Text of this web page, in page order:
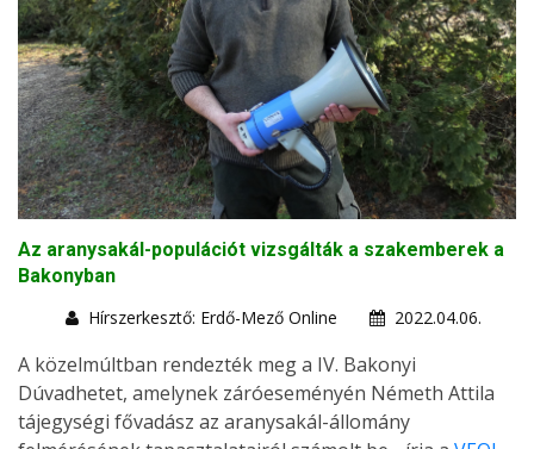
Az aranysakál-populációt vizsgálták a szakemberek a
Bakonyban
Hírszerkesztő: Erdő-Mező Online
2022.04.06.
A közelmúltban rendezték meg a IV. Bakonyi
Dúvadhetet, amelynek záróeseményén Németh Attila
tájegységi fővadász az aranysakál-állomány